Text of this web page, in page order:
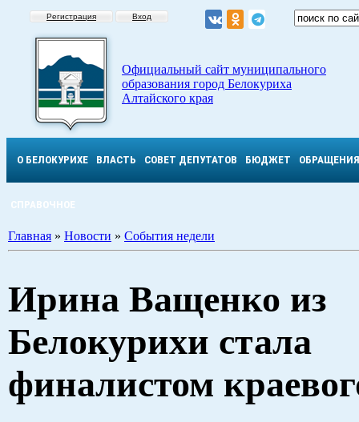
Регистрация Вход
Официальный сайт муниципального
образования город Белокуриха
Алтайского края
О БЕЛОКУРИХЕ ВЛАСТЬ СОВЕТ ДЕПУТАТОВ БЮДЖЕТ ОБРАЩЕНИЯ
СПРАВОЧНОЕ
Главная » Новости » События недели
Ирина Ващенко из
Белокурихи стала
финалистом